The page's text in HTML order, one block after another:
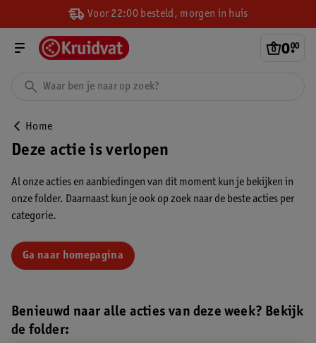
Voor 22:00 besteld, morgen in huis
0.
00
Home
Deze actie is verlopen
Al onze acties en aanbiedingen van dit moment kun je bekijken in
onze folder. Daarnaast kun je ook op zoek naar de beste acties per
categorie.
Ga naar homepagina
Benieuwd naar alle acties van deze week? Bekijk
de folder: